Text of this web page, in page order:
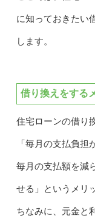
に知っておきたい
します。
借り換えをする
住宅ローンの借り
「毎月の支払負担
毎月の支払額を減
せる」というメリ
ちなみに、元金と